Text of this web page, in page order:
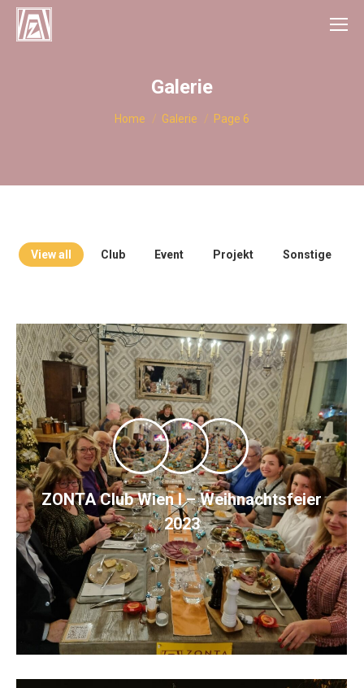
Galerie
You are here:
Home Galerie Page 6
View all Club Event Projekt Sonstige
ZONTA Club Wien I – Weihnachtsfeier
2023